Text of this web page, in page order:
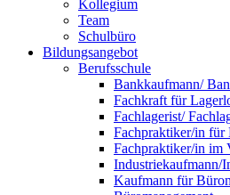
Kollegium
Team
Schulbüro
Bildungsangebot
Berufsschule
Bankkaufmann/
Fachkraft für
Fachlagerist/
Fachpraktiker/in für
Fachpraktiker/in im
Industriekaufmann/
Kaufmann für